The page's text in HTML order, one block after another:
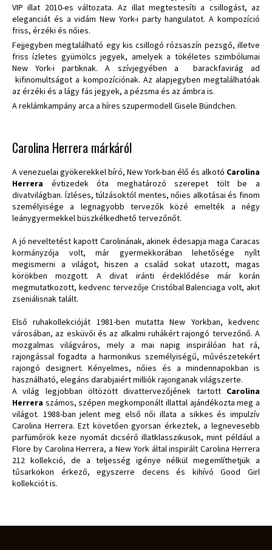
VIP illat 2010-es változata. Az illat megtestesíti a csillogást, az
eleganciát és a vidám New York-i party hangulatot. A kompozíció
friss, érzéki és nőies.
Fejjegyben megtalálható egy kis csillogó rózsaszín pezsgő, illetve
friss ízletes gyümölcs jegyek, amelyek a tökéletes szimbólumai
New York-i partiknak. A szívjegyében a barackfavirág ad
kifinomultságot a kompozíciónak. Az alapjegyben megtalálhatóak
az érzéki és a lágy fás jegyek, a pézsma és az ámbra is.
A reklámkampány arca a híres szupermodell Gisele Bündchen.
Carolina Herrera márkáról
A venezuelai gyökerekkel bíró, New York-ban élő és alkotó Carolina
Herrera évtizedek óta meghatározó szerepet tölt be a
divatvilágban. Ízléses, túlzásoktól mentes, nőies alkotásai és finom
személyisége a legnagyobb tervezők közé emelték a négy
leánygyermekkel büszkélkedhető tervezőnőt.
A jó neveltetést kapott Carolinának, akinek édesapja maga Caracas
kormányzója volt, már gyermekkorában lehetősége nyílt
megismerni a világot, hiszen a család sokat utazott, magas
körökben mozgott. A divat iránti érdeklődése már korán
megmutatkozott, kedvenc tervezője Cristóbal Balenciaga volt, akit
zseniálisnak talált.
Első ruhakollekcióját 1981-ben mutatta New Yorkban, kedvenc
városában, az esküvői és az alkalmi ruhákért rajongó tervezőnő. A
mozgalmas világváros, mely a mai napig inspirálóan hat rá,
rajongással fogadta a harmonikus személyiségű, művészetekért
rajongó designert. Kényelmes, nőies és a mindennapokban is
használható, elegáns darabjaiért milliók rajonganak világszerte.
A világ legjobban öltözött divattervezőjének tartott Carolina
Herrera számos, szépen megkomponált illattal ajándékozta meg a
világot. 1988-ban jelent meg első női illata a sikkes és impulzív
Carolina Herrera. Ezt követően gyorsan érkeztek, a legnevesebb
parfümőrök keze nyomát dicsérő illatklasszikusok, mint például a
Flore by Carolina Herrera, a New York által inspirált Carolina Herrera
212 kollekció, de a teljesség igénye nélkül megemlíthetjük a
tűsarkokon érkező, egyszerre decens és kihívó Good Girl
kollekciót is.